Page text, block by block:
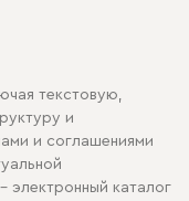
текстовую,
и
и соглашениями
электронный каталог